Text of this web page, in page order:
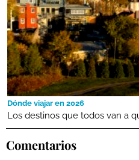
Dónde viajar en 2026
Los destinos que todos van a
Comentarios